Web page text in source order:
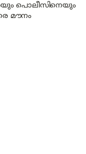
പൊലീസിനെയും
മൗനം